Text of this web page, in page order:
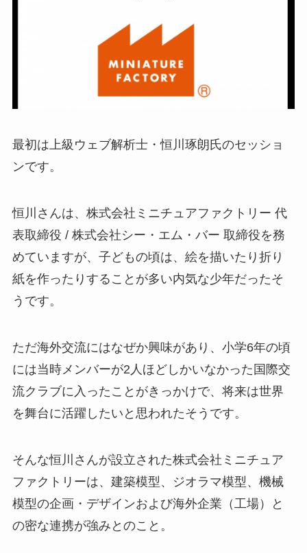
最初は上級ウェブ解析士・恒川琢朗氏のセッショ
ンです。
恒川さんは、株式会社ミニチュアファクトリー 代
表取締役 / 株式会社シー・エム・バー 取締役を務
めていますが、子どもの頃は、絵を描いたり折り
紙を作ったりすることが多い内気な少年だったそ
うです。
ただ海外交流にはなぜか興味があり、小学6年の頃
には当時メンバーが2人ほどしかいなかった国際交
流クラブに入ったことがきっかけで、将来は世界
を舞台に活躍したいと思われたそうです。
そんな恒川さんが設立された株式会社ミニチュア
ファクトリーは、建築模型、ジオラマ模型、機械
模型の企画・デザインおよび海外企業（工場）と
の密な連携が強みとのこと。